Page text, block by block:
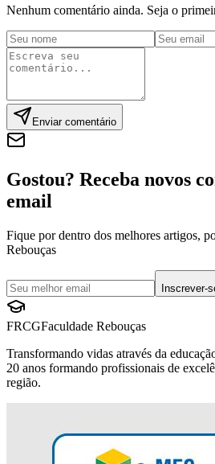
Nenhum comentário ainda. Seja o
Enviar comentário
Gostou? Receba novos
email
Fique por dentro dos melhores artigos,
Rebouças
Inscrever-
FRCGFaculdade Rebouças
Transformando vidas através da
20 anos formando profissionais de
região.